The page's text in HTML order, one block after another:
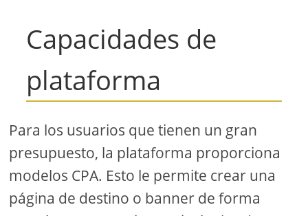
Capacidades de
plataforma
Para los usuarios que tienen un gran
presupuesto, la plataforma proporciona
modelos CPA. Esto le permite crear una
página de destino o banner de forma